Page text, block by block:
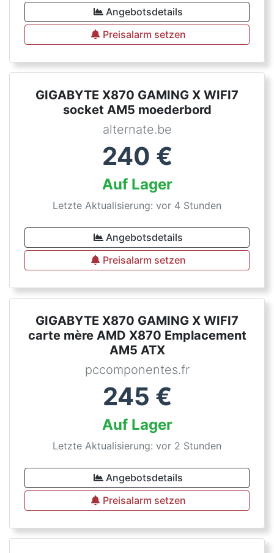
Angebotsdetails
Preisalarm setzen
GIGABYTE X870 GAMING X WIFI7
socket AM5 moederbord
alternate.be
240 €
Auf Lager
Letzte Aktualisierung: vor 4 Stunden
Angebotsdetails
Preisalarm setzen
GIGABYTE X870 GAMING X WIFI7
carte mère AMD X870 Emplacement
AM5 ATX
pccomponentes.fr
245 €
Auf Lager
Letzte Aktualisierung: vor 2 Stunden
Angebotsdetails
Preisalarm setzen